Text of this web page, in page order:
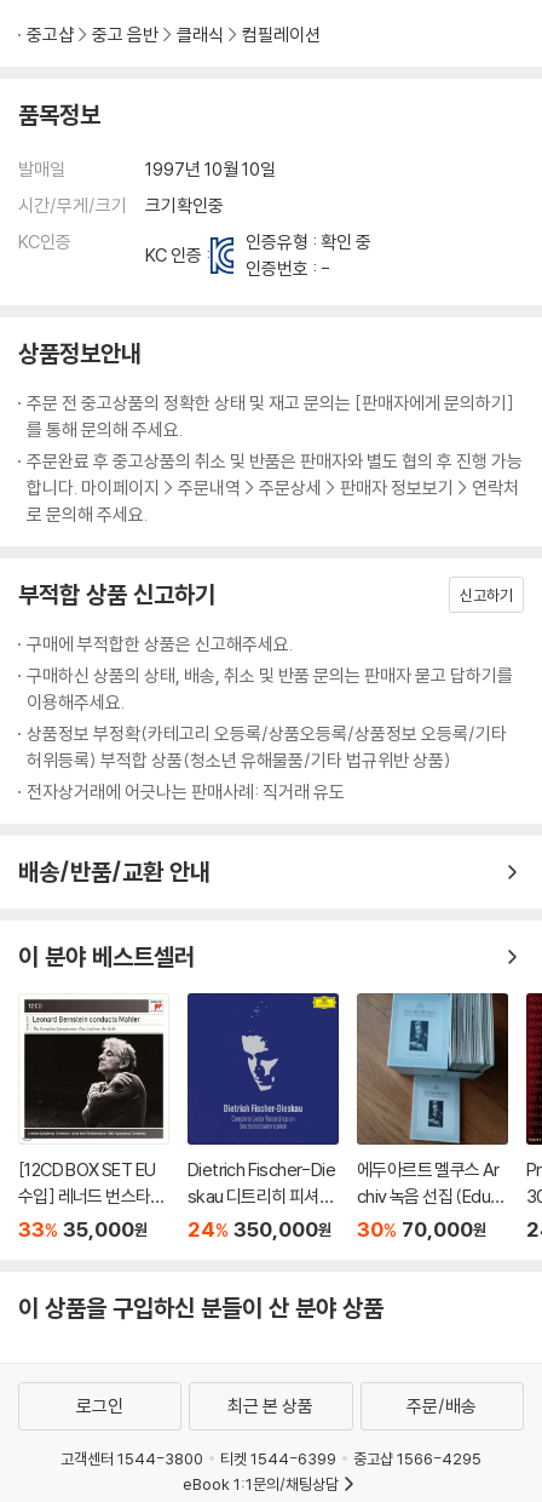
중고샵 중고 음반 클래식 컴필레이션
품목정보
발매일
1997년 10월 10일
시간/무게/크기
크기확인중
KC인증
KC 인증 :
인증유형 : 확인 중
인증번호 : -
상품정보안내
주문 전 중고상품의 정확한 상태 및 재고 문의는 [판매자에게 문의하기]
를 통해 문의해 주세요.
주문완료 후 중고상품의 취소 및 반품은 판매자와 별도 협의 후 진행 가능
합니다. 마이페이지 > 주문내역 > 주문상세 > 판매자 정보보기 > 연락처
로 문의해 주세요.
부적합 상품 신고하기 신고하기
구매에 부적합한 상품은 신고해주세요.
구매하신 상품의 상태, 배송, 취소 및 반품 문의는 판매자 묻고 답하기를
이용해주세요.
상품정보 부정확(카테고리 오등록/상품오등록/상품정보 오등록/기타
허위등록) 부적합 상품(청소년 유해물품/기타 법규위반 상품)
전자상거래에 어긋나는 판매사례: 직거래 유도
배송/반품/교환 안내
이 분야 베스트셀러
[12CD BOX SET EU
수입] 레너드 번스타인
이 지휘하는 말러 교향
hler)
33% 35,000원
Dietrich Fischer-Die
skau 디트리히 피셔-
디스카우 DG 가곡 녹
Deutsche Grammo
24% 350,000원
에두아르트 멜쿠스 Ar
chiv 녹음 선집 (Eduar
d Melkus The Great
30% 70,000원
이 상품을 구입하신 분들이 산 분야 상품
로그인 최근 본 상품 주문/배송
고객센터 1544-3800 티켓 1544-6399
중고샵 1566-4295
eBook 1:1문의/채팅상담